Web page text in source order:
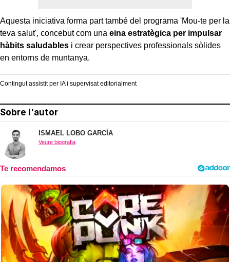
Aquesta iniciativa forma part també del programa 'Mou-te per la
teva salut', concebut com una eina estratègica per impulsar
hàbits saludables i crear perspectives professionals sòlides
en entorns de muntanya.
Contingut assistit per IA i supervisat editorialment
Sobre l'autor
ISMAEL LOBO GARCÍA
Veure biografia